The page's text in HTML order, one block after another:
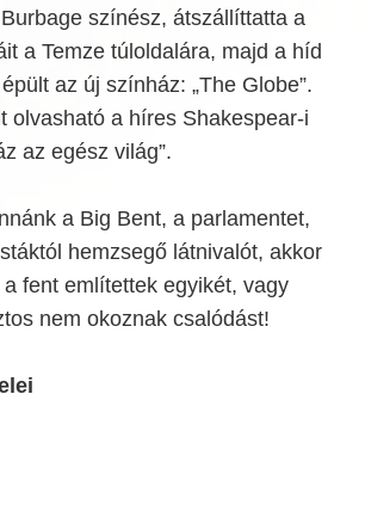
színész, átszállíttatta a
a Temze túloldalára, majd a híd
az új színház: „The Globe”.
olvasható a híres Shakespear-i
az egész világ”.
a Big Bent, a parlamentet,
hemzsegő látnivalót, akkor
a fent említettek egyikét, vagy
nem okoznak csalódást!